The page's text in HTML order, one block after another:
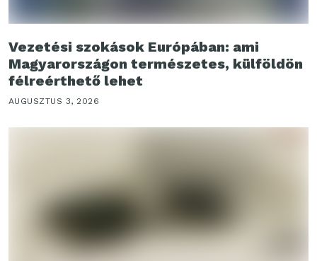
Vezetési szokások Európában: ami
Magyarországon természetes, külföldön
félreérthető lehet
AUGUSZTUS 3, 2026